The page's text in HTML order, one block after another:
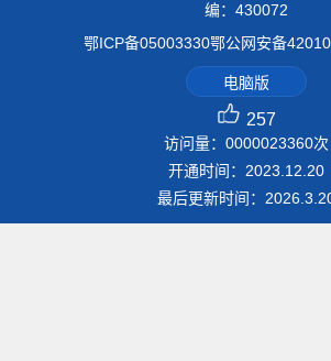
编：430072
鄂ICP备05003330鄂公网安备
电脑版
257
访问量： 0000023360次
开通时间： 2023.12.20
最后更新时间： 2026.3.